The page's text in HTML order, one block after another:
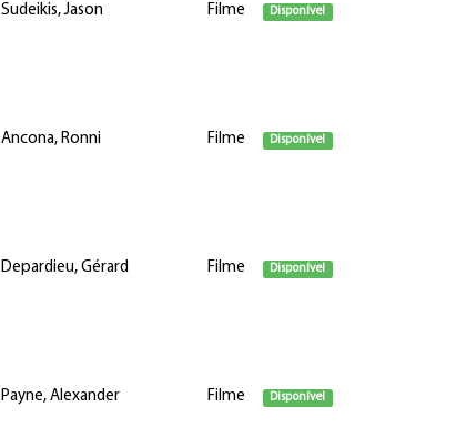
Sudeikis, Jason Filme Disponível
Ancona, Ronni Filme Disponível
Depardieu, Gérard Filme Disponível
Payne, Alexander Filme Disponível